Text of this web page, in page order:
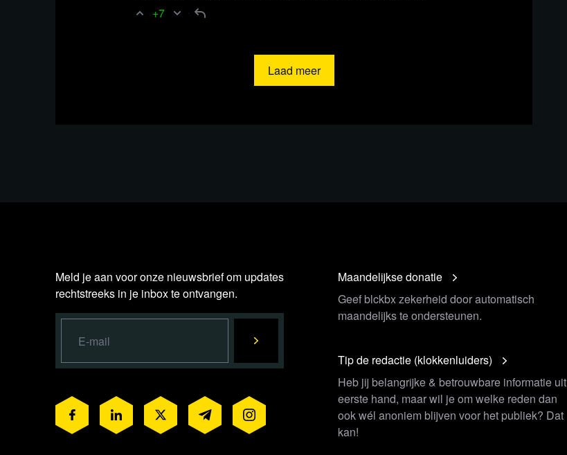
Als wij niet meer
nodig is, wie doet
+7
Laad meer
Meld je aan voor onze nieuwsbrief om updates
rechtstreeks in je inbox te ontvangen.
Maandelijkse donatie
Geef blckbx zekerheid door automatisch
maandelijks te ondersteunen.
Tip de redactie (klokkenluiders)
Heb jij belangrijke & betrouwbare informatie uit
eerste hand, maar wil je om welke reden dan
ook wél anoniem blijven voor het publiek? Dat
kan!